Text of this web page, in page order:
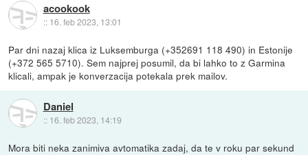
acookook
:: 16. feb 2023, 13:01
Par dni nazaj klica iz Luksemburga (+352691 118 490) in Estonije
(+372 565 5710). Sem najprej posumil, da bi lahko to z Garmina
klicali, ampak je konverzacija potekala prek mailov.
Daniel
:: 16. feb 2023, 14:19
Mora biti neka zanimiva avtomatika zadaj, da te v roku par sekund